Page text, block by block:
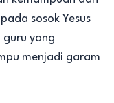
sosok Yesus
guru yang
menjadi garam